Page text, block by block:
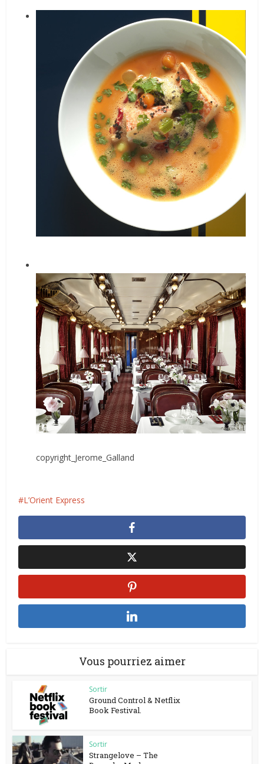
copyright_Jerome_Galland
L’Orient Express
Vous pourriez aimer
Sortir
Ground Control & Netflix
Book Festival.
Sortir
Strangelove – The